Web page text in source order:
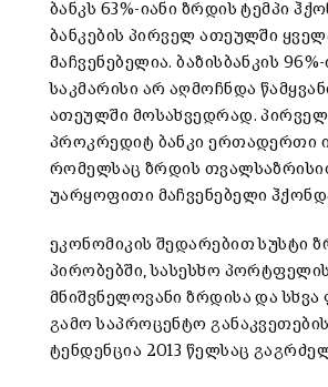
ბანკს 63%-იანი ზრდის ტემპი
ბანკების პირველ ათეულში
მაჩვენებელია. ბაზისბანკის
საკმარისი არ აღმოჩნდა
ათეულში მოსახვედრად.
პროკრედიტ ბანკი ერთადერთი
რომელსაც ზრდის
უარყოფითი მაჩვენებელი
ეკონომიკის შედარებით სუსტი
პირობებში, სასესხო პორტფელის
მნიშვნელოვანი ზრდისა და სხვა
გამო საპროცენტო
ტენდენცია 2013 წელსაც